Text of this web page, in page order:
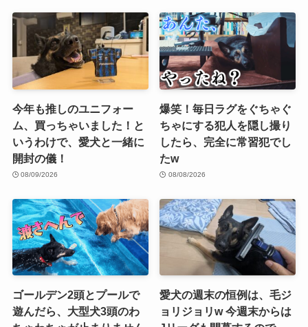
今年も推しのユニフォー
ム、買っちゃいました！と
いうわけで、愛犬と一緒に
開封の儀！
08/09/2026
爆笑！毎日ラグをぐちゃぐ
ちゃにする犯人を隠し撮り
したら、完全に常習犯でし
たw
08/08/2026
ゴールデン2頭とプールで
遊んだら、大型犬3頭のわ
愛犬の週末の恒例は、毛ジ
ョリジョリw 今週末からは